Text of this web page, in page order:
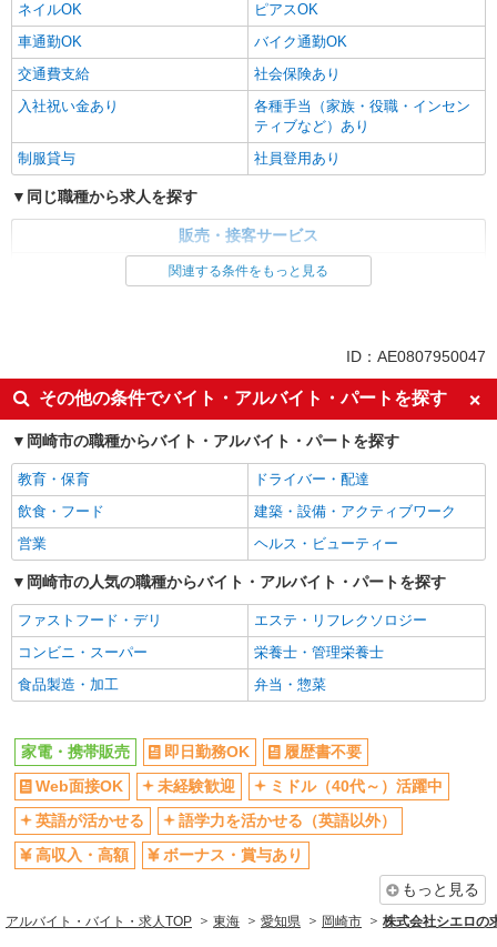
ネイルOK
ピアスOK
車通勤OK
バイク通勤OK
交通費支給
社会保険あり
入社祝い金あり
各種手当（家族・役職・インセン
ティブなど）あり
制服貸与
社員登用あり
同じ職種から求人を探す
販売・接客サービス
英語が活かせる
ボーナス・賞与あり
日払い
車通勤OK
交通費支給
社会保険あり
社員登用あり
関連する条件をもっと見る
ID：AE0807950047
その他の条件でバイト・アルバイト・パートを探す
岡崎市の職種からバイト・アルバイト・パートを探す
教育・保育
ドライバー・配達
飲食・フード
建築・設備・アクティブワーク
営業
ヘルス・ビューティー
岡崎市の人気の職種からバイト・アルバイト・パートを探す
ファストフード・デリ
エステ・リフレクソロジー
コンビニ・スーパー
栄養士・管理栄養士
食品製造・加工
弁当・惣菜
家電・携帯販売 即日勤務OK
履歴書不要
Web面接OK
未経験歓迎
ミドル（40代～）活躍中
英語が活かせる
語学力を活かせる（英語以外）
高収入・高額
ボーナス・賞与あり
もっと見る
アルバイト・バイト・求人TOP 東海 愛知県 岡崎市 株式会社シエロの